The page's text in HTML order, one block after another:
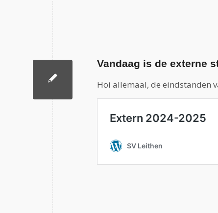
Vandaag is de externe
Hoi allemaal, de eindstanden